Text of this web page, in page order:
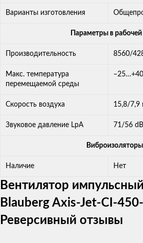
Варианты изготовления
Параметры в рабочей
Производительность 8560/
Макс. температура
перемещаемой среды
Скорость воздуха 15,8/7,9
Звуковое давление LpA 71/56
Виброизоляторы
Наличие Нет
Вентилятор
Blauberg Axis-Jet-CI-
Реверсивный отзывы